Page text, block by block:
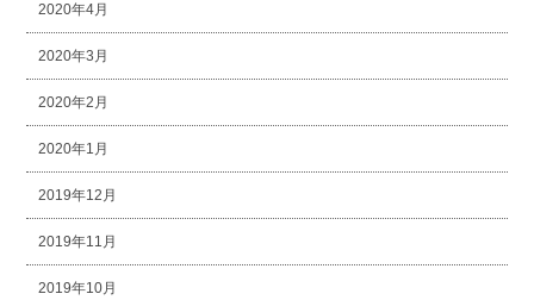
2020年4月
2020年3月
2020年2月
2020年1月
2019年12月
2019年11月
2019年10月